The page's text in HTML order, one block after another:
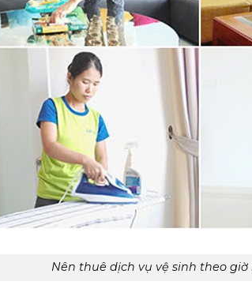
Nên thuê dịch vụ vệ sinh theo